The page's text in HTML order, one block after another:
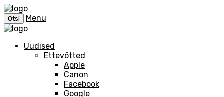
Otsi Menu
Uudised
Ettevõtted
Apple
Canon
Facebook
Google